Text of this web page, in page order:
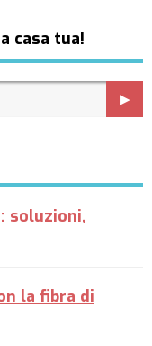
casa tua!
soluzioni,
la fibra di